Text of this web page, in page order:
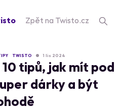
Zpět na Twisto.cz
TWISTO 1 lis 2024
tipů, jak mít pod
dárky a být